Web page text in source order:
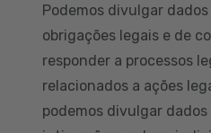
Podemos divulgar
obrigações legais e de
responder a processos
relacionados a ações
podemos divulgar